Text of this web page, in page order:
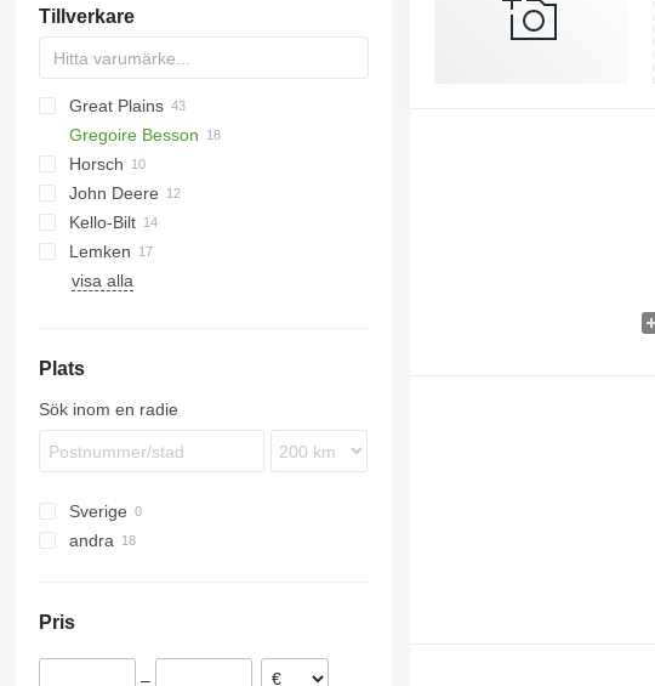
Tillverkare
RMX
Great Plains
YP
Gregoire Besson
Horsch
Joker
Maestro
Tiger
John Deere
1590
Kello-Bilt
KNT
Lemken
Heliodor
TX
visa alla
Plats
Sök inom en radie
Sverige
andra
Pris
–